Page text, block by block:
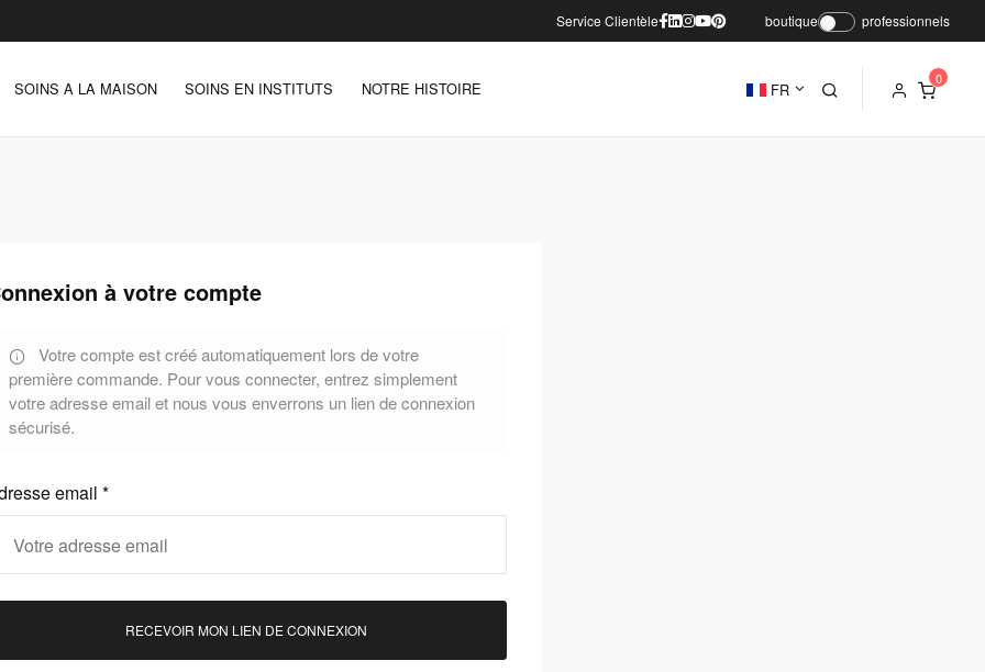
Service Clientèle boutique professionnels
SOINS A LA MAISON SOINS EN INSTITUTS NOTRE HISTOIRE FR
à votre compte
Votre compte est créé automatiquement lors de votre
première commande. Pour vous connecter, entrez simplement
votre adresse email et nous vous enverrons un lien de connexion
sécurisé.
email *
RECEVOIR MON LIEN DE CONNEXION